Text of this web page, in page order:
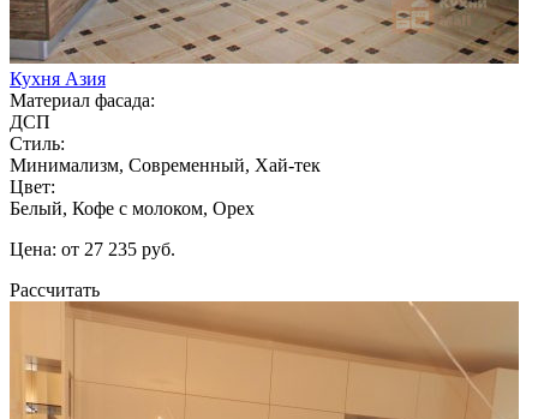
Кухня Азия
Материал фасада:
ДСП
Стиль:
Минимализм, Современный, Хай-тек
Цвет:
Белый, Кофе с молоком, Орех
Цена: от 27 235 руб.
Рассчитать